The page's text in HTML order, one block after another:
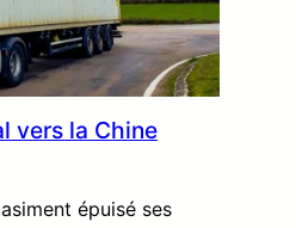
vers la Chine
épuisé ses